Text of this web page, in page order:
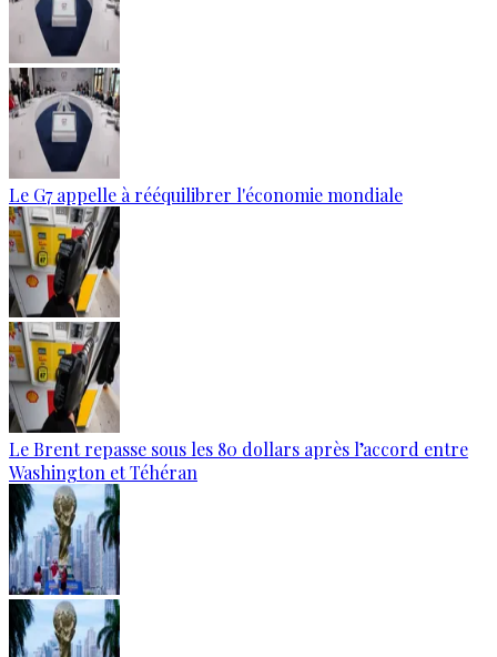
Le G7 appelle à rééquilibrer l'économie mondiale
Le Brent repasse sous les 80 dollars après l’accord entre
Washington et Téhéran